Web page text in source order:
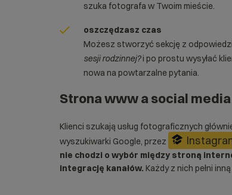
szuka fotografa w Twoim mieście.
oszczędzasz czas
Możesz stworzyć sekcję z
sesji rodzinnej?i po prostu wysyłać
nowa na powtarzalne pytania.
Strona www a social media
Klienci szukają usług fotograficznych
wyszukiwarki Google, przez
nie chodzi o wybór między stroną
integrację kanałów. Każdy z nich pełni